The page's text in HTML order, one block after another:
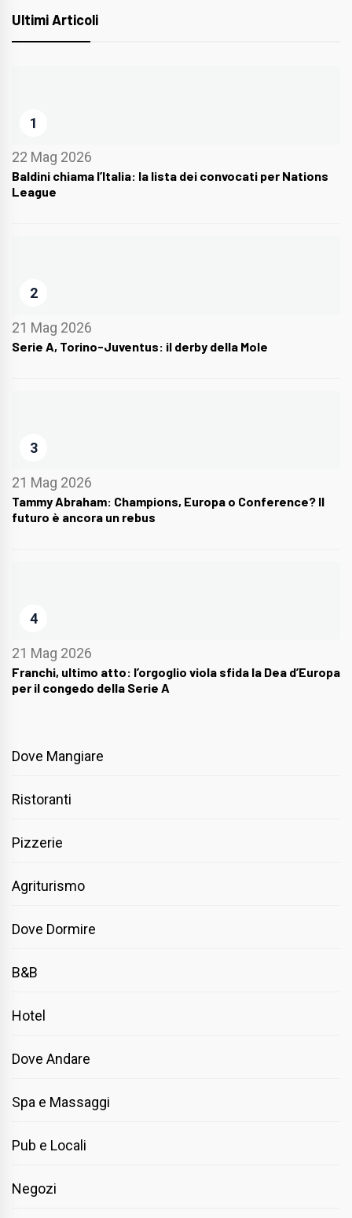
Ultimi Articoli
1
22 Mag 2026
Baldini chiama l’Italia: la lista dei convocati per Nations
League
2
21 Mag 2026
Serie A, Torino-Juventus: il derby della Mole
3
21 Mag 2026
Tammy Abraham: Champions, Europa o Conference? Il
futuro è ancora un rebus
4
21 Mag 2026
Franchi, ultimo atto: l’orgoglio viola sfida la Dea d’Europa
per il congedo della Serie A
Dove Mangiare
Ristoranti
Pizzerie
Agriturismo
Dove Dormire
B&B
Hotel
Dove Andare
Spa e Massaggi
Pub e Locali
Negozi